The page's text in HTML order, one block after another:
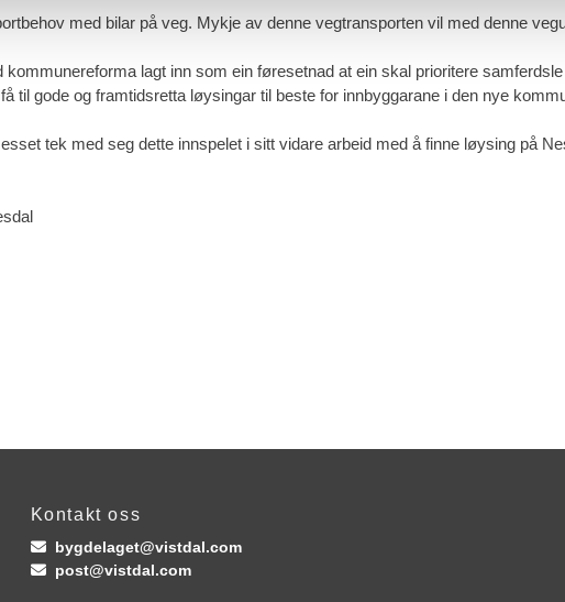
med bilar på veg. Mykje av denne vegtransporten vil med denne
kommunereforma lagt inn som ein føresetnad at ein skal prioritere
til gode og framtidsretta løysingar til beste for innbyggarane i den nye
tek med seg dette innspelet i sitt vidare arbeid med å finne løysing på
Kontakt oss
 bygdelaget@vistdal.com
 post@vistdal.com